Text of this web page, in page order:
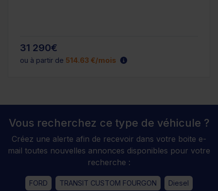
31 290€
ou à partir de 514.63 €/mois
Vous recherchez ce type de véhicule ?
Créez une alerte afin de recevoir dans votre boite e-
mail toutes nouvelles annonces disponibles pour votre
recherche :
FORD TRANSIT CUSTOM FOURGON Diesel